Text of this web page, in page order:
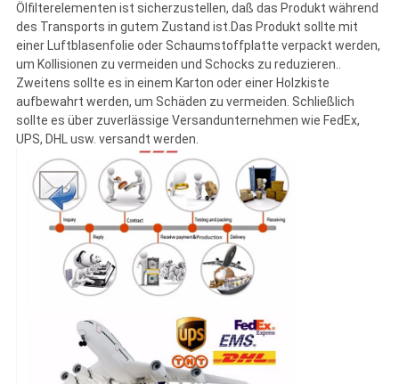
Ölfilterelementen ist sicherzustellen, daß das Produkt während
des Transports in gutem Zustand ist.Das Produkt sollte mit
einer Luftblasenfolie oder Schaumstoffplatte verpackt werden,
um Kollisionen zu vermeiden und Schocks zu reduzieren..
Zweitens sollte es in einem Karton oder einer Holzkiste
aufbewahrt werden, um Schäden zu vermeiden. Schließlich
sollte es über zuverlässige Versandunternehmen wie FedEx,
UPS, DHL usw. versandt werden.